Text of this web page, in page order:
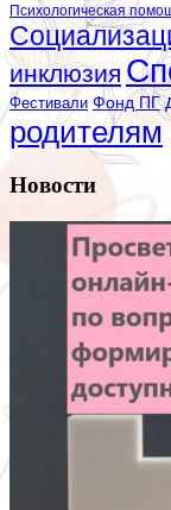
Психологическая
инклюзия
Фестивали Фонд ПГ
родителям
Новости